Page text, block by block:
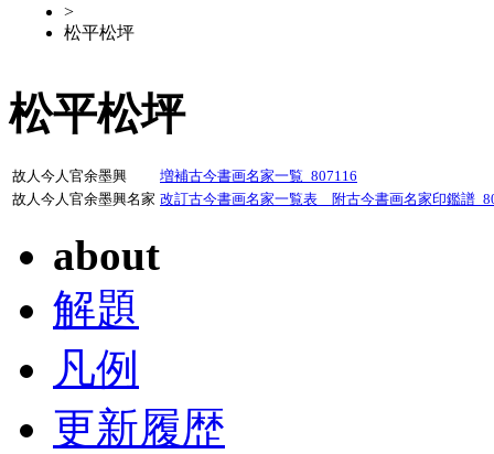
>
松平松坪
松平松坪
故人今人官余墨興
増補古今書画名家一覧_807116
故人今人官余墨興名家 改訂古今書画名家一覧表 附古今書画名家印鑑譜
about
解題
凡例
更新履歴